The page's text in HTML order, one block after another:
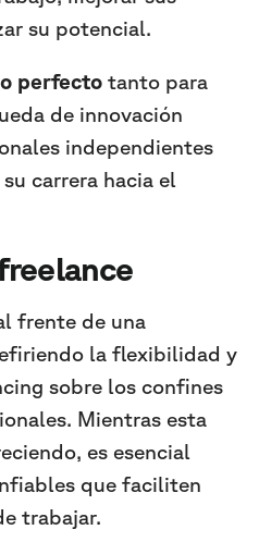
su potencial.
perfecto tanto para
de innovación
independientes
carrera hacia el
frente de una
la flexibilidad y
sobre los confines
Mientras esta
es esencial
que faciliten
trabajar.